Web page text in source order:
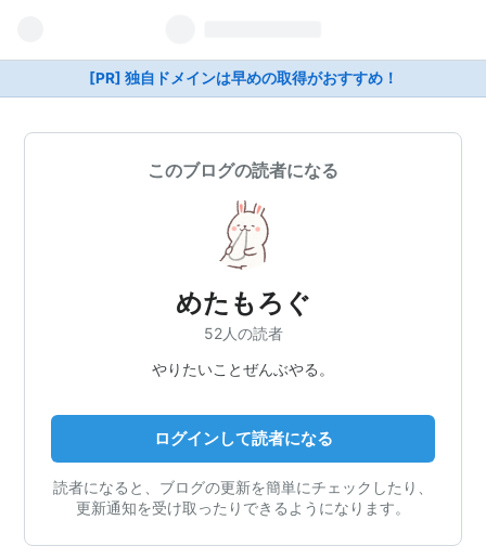
[PR] 独自ドメインは早めの取得がおすすめ！
このブログの読者になる
めたもろぐ
52人の読者
やりたいことぜんぶやる。
ログインして読者になる
読者になると、ブログの更新を簡単にチェックしたり、
更新通知を受け取ったりできるようになります。